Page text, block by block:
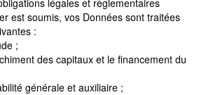
légales et règlementaires
est soumis, vos Données sont traitées
:
;
des capitaux et le financement du
générale et auxiliaire ;